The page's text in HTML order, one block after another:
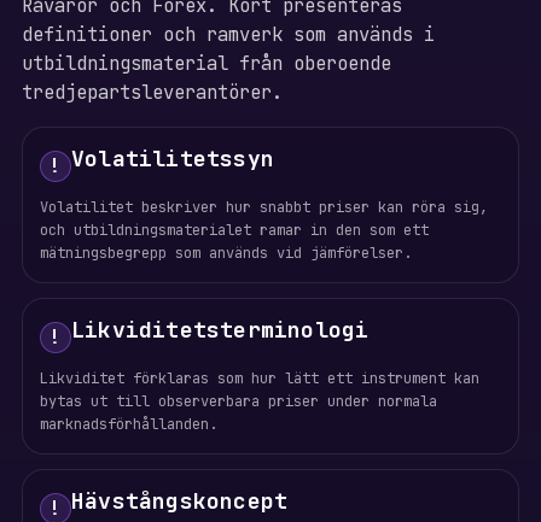
Råvaror och Forex. Kort presenteras
definitioner och ramverk som används i
utbildningsmaterial från oberoende
tredjepartsleverantörer.
! Volatilitetssyn
Volatilitet beskriver hur snabbt priser kan röra sig,
och utbildningsmaterialet ramar in den som ett
mätningsbegrepp som används vid jämförelser.
! Likviditetsterminologi
Likviditet förklaras som hur lätt ett instrument kan
bytas ut till observerbara priser under normala
marknadsförhållanden.
! Hävstångskoncept